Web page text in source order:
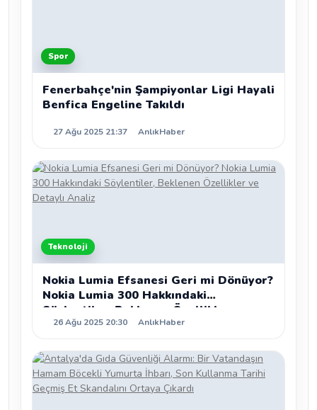
Spor
Fenerbahçe'nin Şampiyonlar Ligi Hayali
Benfica Engeline Takıldı
27 Ağu 2025 21:37 AnlıkHaber
Teknoloji
Nokia Lumia Efsanesi Geri mi Dönüyor?
Nokia Lumia 300 Hakkındaki
Söylentiler, Beklenen Özellikler ve
Detaylı Analiz
26 Ağu 2025 20:30 AnlıkHaber